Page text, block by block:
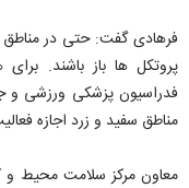
فرهادی گفت: حتی در مناطق
پروتکل ها باز باشند.
فدراسیون پزشکی ورزشی و
مناطق سفید و زرد اجازه
معاون مرکز سلامت محیط و